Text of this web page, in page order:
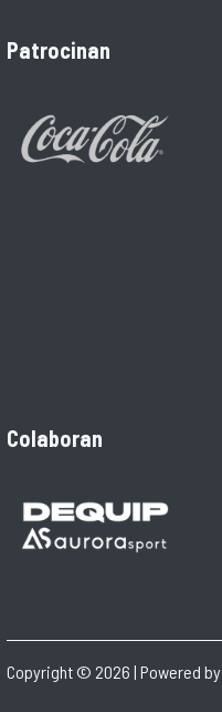
Patrocinan
Colaboran
Copyright © 2026 | Powered by